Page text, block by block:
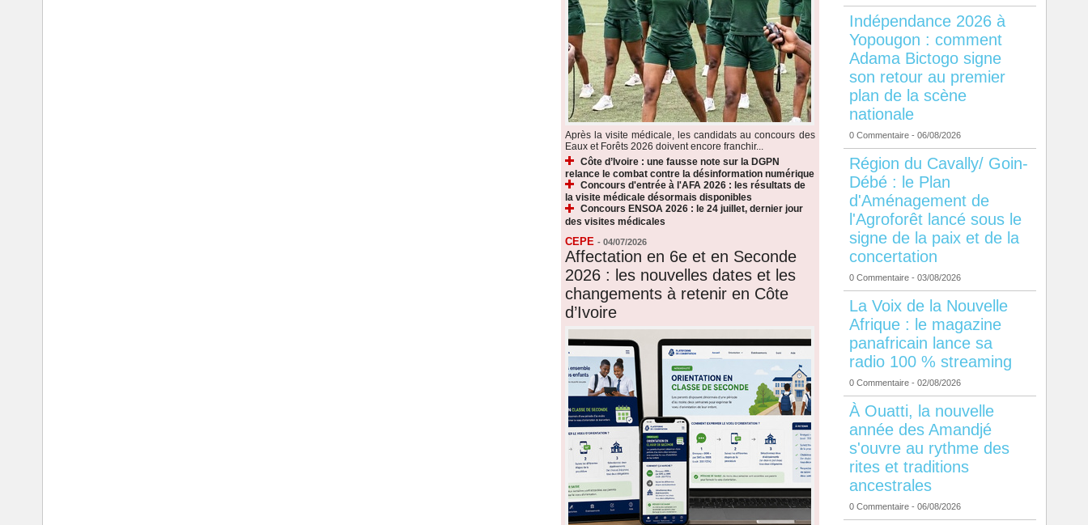
Après la visite médicale, les candidats au concours des
Eaux et Forêts 2026 doivent encore franchir...
Côte d’Ivoire : une fausse note sur la DGPN
relance le combat contre la désinformation numérique
Concours d'entrée à l'AFA 2026 : les résultats de
la visite médicale désormais disponibles
Concours ENSOA 2026 : le 24 juillet, dernier jour
des visites médicales
CEPE - 04/07/2026
Affectation en 6e et en Seconde
2026 : les nouvelles dates et les
changements à retenir en Côte
d’Ivoire
Indépendance 2026 à
Yopougon : comment
Adama Bictogo signe
son retour au premier
plan de la scène
nationale
0 Commentaire - 06/08/2026
Région du Cavally/ Goin-
Débé : le Plan
d'Aménagement de
l'Agroforêt lancé sous le
signe de la paix et de la
concertation
0 Commentaire - 03/08/2026
La Voix de la Nouvelle
Afrique : le magazine
panafricain lance sa
radio 100 % streaming
0 Commentaire - 02/08/2026
À Ouatti, la nouvelle
année des Amandjé
s'ouvre au rythme des
rites et traditions
ancestrales
0 Commentaire - 06/08/2026